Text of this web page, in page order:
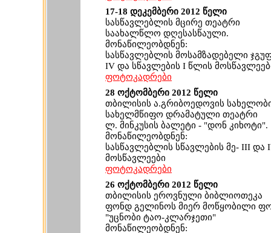
17-18 დეკემბერი 2012 წელი
სასწავლებლის მცირე თეატრი
საახალწლო დღესასწაული.
მონაწილეობდნენ:
სასწავლებლის მოსამზადებელი
IV და სწავლების I წლის
ფოტოკადრები
28 ოქტომბერი 2012 წელი
თბილისის ა.გრიბოედოვის
სახელმწიფო დრამატული თეატრი
ლ. მინკუსის ბალეტი - "დონ კიხოტი".
მონაწილეობდნენ:
სასწავლებლის სწავლების მე- III და
მოსწავლეები
ფოტოკადრები
26 ოქტომბერი 2012 წელი
თბილისის ეროვნული ბიბლიოთეკა
ფონდ გელინოს მიერ მოწყობილი
"უცნობი ტაო-კლარჯეთი"
მონაწილეობდნენ: